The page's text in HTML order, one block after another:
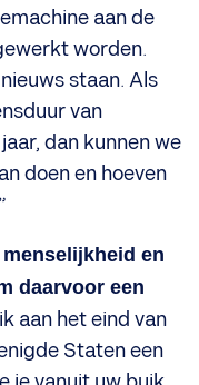
aan de
worden.
staan. Als
van
dan kunnen we
doen en hoeven
en
daarvoor een
aan het eind van
Staten een